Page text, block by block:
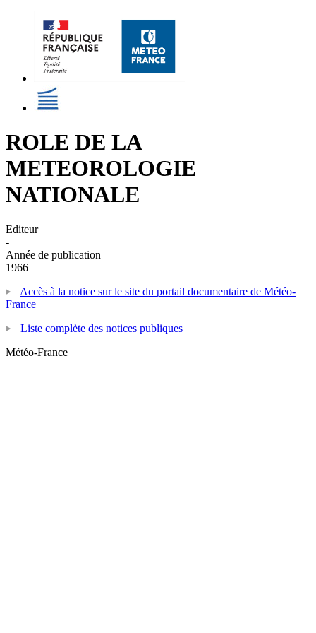
ROLE DE LA
METEOROLOGIE
NATIONALE
Editeur
-
Année de publication
1966
Accès à la notice sur le site du portail documentaire de Météo-
France
Liste complète des notices publiques
Météo-France